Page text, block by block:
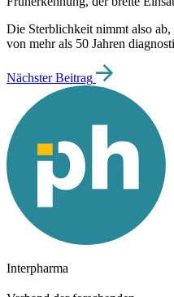
Die Sterblichkeit nimmt also
von mehr als 50 Jahren
Nächster Beitrag
Interpharma